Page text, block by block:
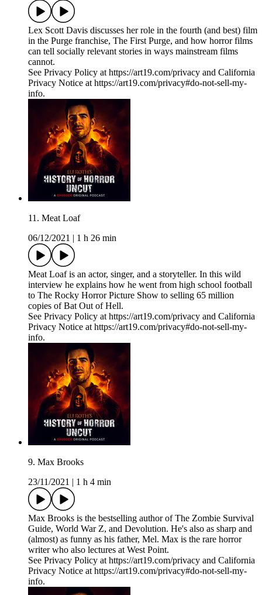
Lex Scott Davis discusses her role in the fourth (and best) film
in the Purge franchise, The First Purge, and how horror films
can tell socially relevant stories in ways mainstream films
cannot.
See Privacy Policy at https://art19.com/privacy and California
Privacy Notice at https://art19.com/privacy#do-not-sell-my-
info.
11. Meat Loaf
06/12/2021
1 h 26 min
Meat Loaf is an actor, singer, and a storyteller. In this wild
interview he explains how he went from high school football
to The Rocky Horror Picture Show to selling 65 million
copies of Bat Out of Hell.
See Privacy Policy at https://art19.com/privacy and California
Privacy Notice at https://art19.com/privacy#do-not-sell-my-
info.
9. Max Brooks
23/11/2021
1 h 4 min
Max Brooks is the bestselling author of The Zombie Survival
Guide, World War Z, and Devolution. He's also as sharp and
(almost) as funny as his father, Mel. Max is the rare horror
writer who also lectures at West Point.
See Privacy Policy at https://art19.com/privacy and California
Privacy Notice at https://art19.com/privacy#do-not-sell-my-
info.